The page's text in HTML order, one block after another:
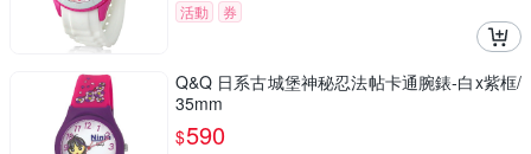
活動 券
Q&Q 日系古城堡神秘忍法帖卡通腕錶-白x紫框/
35mm
$590